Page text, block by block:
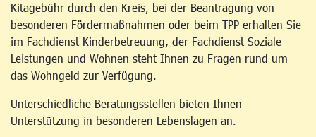
Kitagebühr durch den Kreis, bei der Beantragung von
besonderen Fördermaßnahmen oder beim TPP erhalten Sie
im Fachdienst Kinderbetreuung, der Fachdienst Soziale
Leistungen und Wohnen steht Ihnen zu Fragen rund um
das Wohngeld zur Verfügung.
Unterschiedliche Beratungsstellen bieten Ihnen
Unterstützung in besonderen Lebenslagen an.